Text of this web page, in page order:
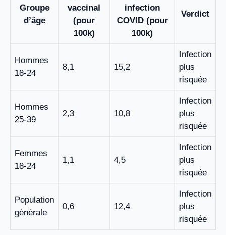
Groupe
d’âge
vaccinal
(pour
100k)
infection
COVID (pour
100k)
Verdict
Hommes
18-24
8,1 15,2
Infection
plus
risquée
Hommes
25-39
2,3 10,8
Infection
plus
risquée
Femmes
18-24
1,1 4,5
Infection
plus
risquée
Population
générale
0,6 12,4
Infection
plus
risquée